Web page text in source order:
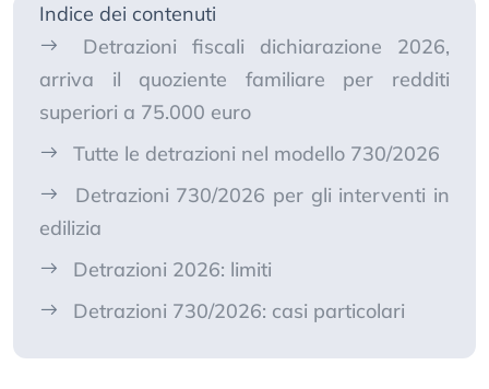
Indice dei contenuti
Detrazioni fiscali dichiarazione 2026,
arriva il quoziente familiare per redditi
superiori a 75.000 euro
Tutte le detrazioni nel modello 730/2026
Detrazioni 730/2026 per gli interventi in
edilizia
Detrazioni 2026: limiti
Detrazioni 730/2026: casi particolari